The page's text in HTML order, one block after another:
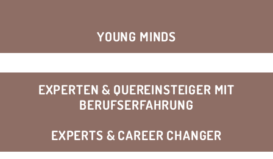
YOUNG MINDS
EXPERTEN & QUEREINSTEIGER MIT
BERUFSERFAHRUNG
EXPERTS & CAREER CHANGER